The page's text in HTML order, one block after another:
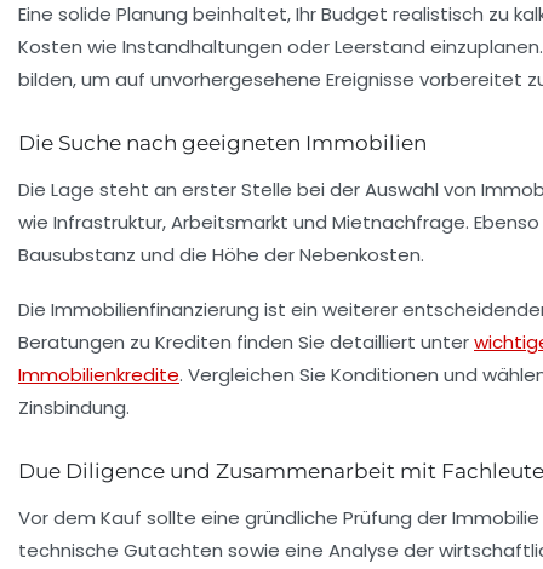
Eine solide Planung beinhaltet, Ihr Budget realistisch zu
Kosten wie Instandhaltungen oder Leerstand
bilden, um auf unvorhergesehene Ereignisse vorbereitet
Die Suche nach geeigneten Immobilien
Die Lage steht an erster Stelle bei der Auswahl von
wie Infrastruktur, Arbeitsmarkt und Mietnachfrage.
Bausubstanz und die Höhe der Nebenkosten.
Die Immobilienfinanzierung ist ein weiterer
Beratungen zu Krediten finden Sie detailliert unter
Immobilienkredite. Vergleichen Sie Konditionen und
Zinsbindung.
Due Diligence und Zusammenarbeit mit
Vor dem Kauf sollte eine gründliche Prüfung der
technische Gutachten sowie eine Analyse der